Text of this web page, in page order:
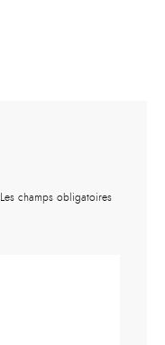
Les champs obligatoires